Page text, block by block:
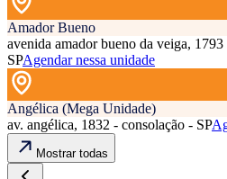
Amador Bueno
avenida amador bueno da veiga,
SPAgendar nessa unidade
Angélica (Mega Unidade)
av. angélica, 1832 - consolação - SP
Mostrar todas